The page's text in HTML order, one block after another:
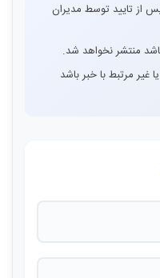
از تایید توسط مدیران
منتشر نخواهد شد.
غیر مرتبط با خبر باشد